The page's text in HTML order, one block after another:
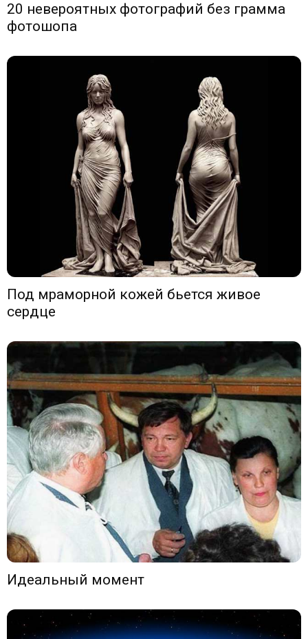
20 невероятных фотографий без грамма
фотошопа
Под мраморной кожей бьется живое
сердце
Идеальный момент